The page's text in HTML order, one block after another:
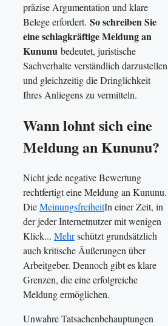
präzise Argumentation und klare
Belege erfordert. So schreiben Sie
eine schlagkräftige Meldung an
Kununu bedeutet, juristische
Sachverhalte verständlich darzustellen
und gleichzeitig die Dringlichkeit
Ihres Anliegens zu vermitteln.
Wann lohnt sich eine
Meldung an Kununu?
Nicht jede negative Bewertung
rechtfertigt eine Meldung an Kununu.
DieMeinungsfreiheitIn einer Zeit, in
der jeder Internetnutzer mit wenigen
Klick... Mehrschützt grundsätzlich
auch kritische Äußerungen über
Arbeitgeber. Dennoch gibt es klare
Grenzen, die eine erfolgreiche
Meldung ermöglichen.
Unwahre Tatsachenbehauptungen